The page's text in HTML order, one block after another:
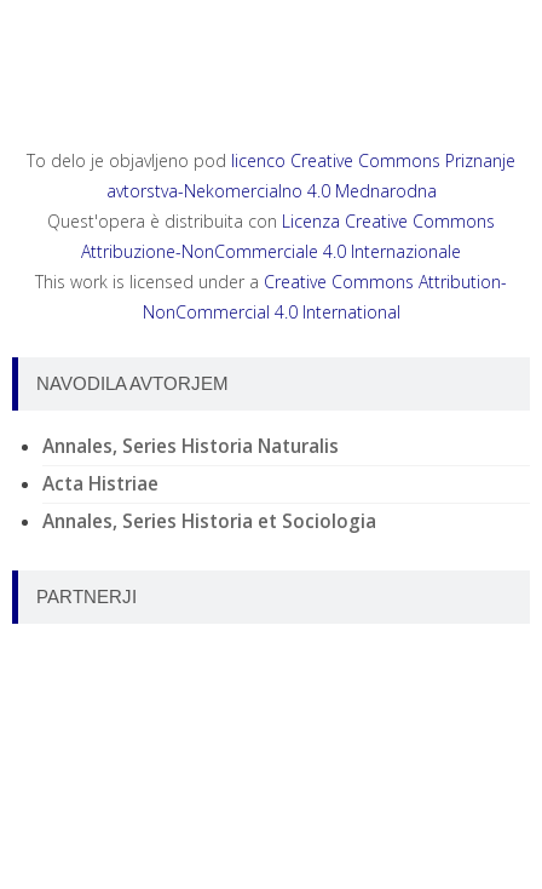
To delo je objavljeno pod licenco Creative Commons Priznanje
avtorstva-Nekomercialno 4.0 Mednarodna
Quest'opera è distribuita con Licenza Creative Commons
Attribuzione-NonCommerciale 4.0 Internazionale
This work is licensed under a Creative Commons Attribution-
NonCommercial 4.0 International
NAVODILA AVTORJEM
Annales, Series Historia Naturalis
Acta Histriae
Annales, Series Historia et Sociologia
PARTNERJI